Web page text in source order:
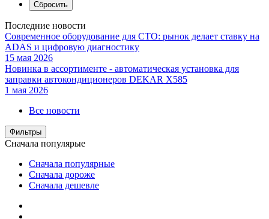
Последние новости
Современное оборудование для СТО: рынок делает ставку на
ADAS и цифровую диагностику
15 мая 2026
Новинка в ассортименте - автоматическая установка для
заправки автокондиционеров DEKAR X585
1 мая 2026
Все новости
Фильтры
Сначала популярые
Сначала популярные
Сначала дороже
Сначала дешевле